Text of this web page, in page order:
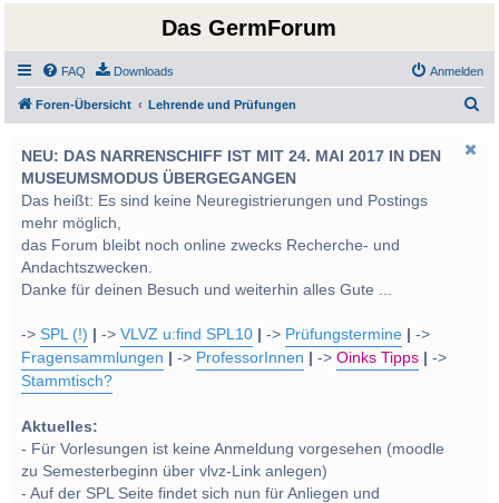
Das GermForum
FAQ Downloads Anmelden
Foren-Übersicht Lehrende und Prüfungen
NEU: DAS NARRENSCHIFF IST MIT 24. MAI 2017 IN DEN
MUSEUMSMODUS ÜBERGEGANGEN
Das heißt: Es sind keine Neuregistrierungen und Postings
mehr möglich,
das Forum bleibt noch online zwecks Recherche- und
Andachtszwecken.
Danke für deinen Besuch und weiterhin alles Gute ...
->SPL (!) ->VLVZ u:find SPL10 -> Prüfungstermine
->
Fragensammlungen
-> ProfessorInnen ->Oinks Tipps
->
Stammtisch?
Aktuelles:
- Für Vorlesungen ist keine Anmeldung vorgesehen (moodle
zu Semesterbeginn über vlvz-Link anlegen)
- Auf der SPL Seite findet sich nun für Anliegen und